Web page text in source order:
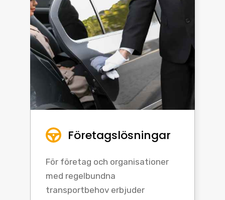
Företagslösningar
För företag och organisationer
med regelbundna
transportbehov erbjuder